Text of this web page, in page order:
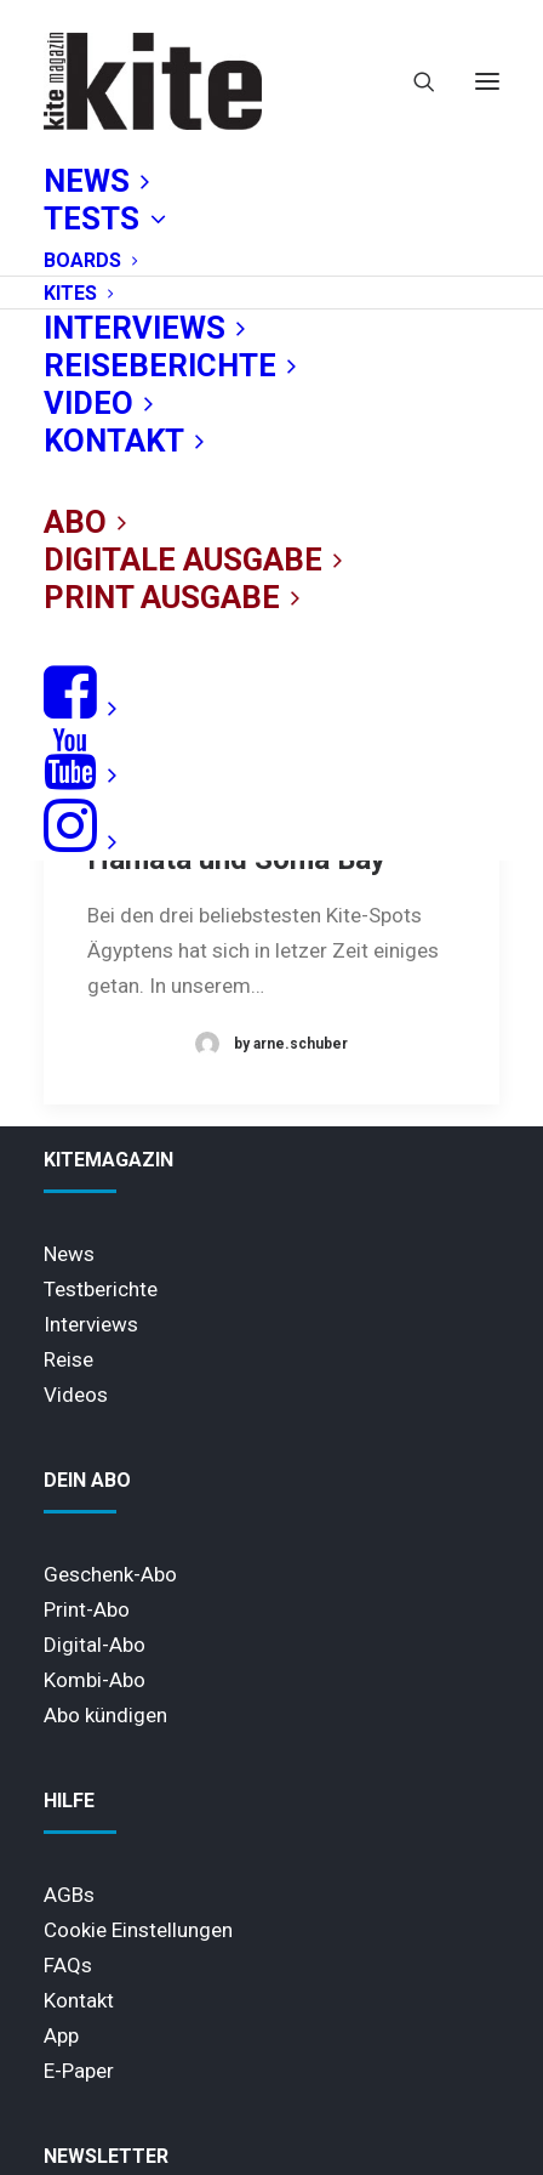
NEWS
TESTS
BOARDS
KITES
INTERVIEWS
REISEBERICHTE
VIDEO
KONTAKT
ABO
DIGITALE AUSGABE
PRINT AUSGABE
Hurghada
Ägypten: Kiten in Hurghada,
Hamata und Soma Bay
Bei den drei beliebstesten Kite-Spots
Ägyptens hat sich in letzer Zeit einiges
getan. In unserem…
by arne.schuber
KITEMAGAZIN
News
Testberichte
Interviews
Reise
Videos
DEIN ABO
Geschenk-Abo
Print-Abo
Digital-Abo
Kombi-Abo
Abo kündigen
HILFE
AGBs
Cookie Einstellungen
FAQs
Kontakt
App
E-Paper
NEWSLETTER